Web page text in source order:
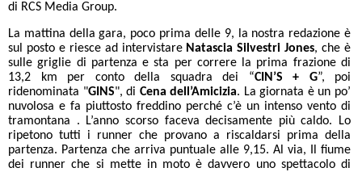
di RCS Media Group.
La mattina della gara, poco prima delle 9, la nostra redazione è
sul posto e riesce ad intervistare Natascia Silvestri Jones, che è
sulle griglie di partenza e sta per correre la prima frazione di
13,2 km per conto della squadra dei “CIN’S + G”, poi
ridenominata "GINS", di Cena dell’Amicizia. La giornata è un po’
nuvolosa e fa piuttosto freddino perché c’è un intenso vento di
tramontana . L’anno scorso faceva decisamente più caldo. Lo
ripetono tutti i runner che provano a riscaldarsi prima della
partenza. Partenza che arriva puntuale alle 9,15. Al via, Il fiume
dei runner che si mette in moto è davvero uno spettacolo di